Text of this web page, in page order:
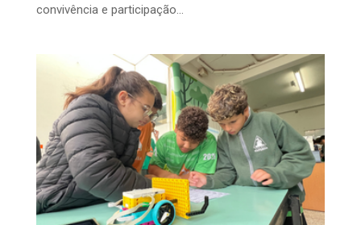
convivência e participação...